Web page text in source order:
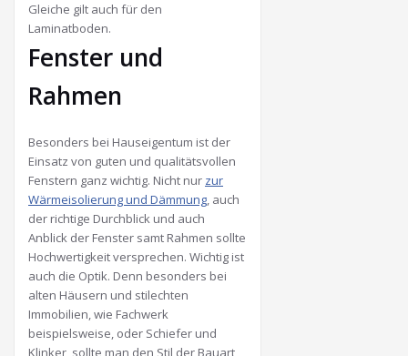
Gleiche gilt auch für den
Laminatboden.
Fenster und
Rahmen
Besonders bei Hauseigentum ist der
Einsatz von guten und qualitätsvollen
Fenstern ganz wichtig. Nicht nur zur
Wärmeisolierung und Dämmung, auch
der richtige Durchblick und auch
Anblick der Fenster samt Rahmen sollte
Hochwertigkeit versprechen. Wichtig ist
auch die Optik. Denn besonders bei
alten Häusern und stilechten
Immobilien, wie Fachwerk
beispielsweise, oder Schiefer und
Klinker, sollte man den Stil der Bauart